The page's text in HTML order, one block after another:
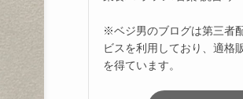
※ベジ男のブログは第三者
ビスを利用しており、適格
を得ています。